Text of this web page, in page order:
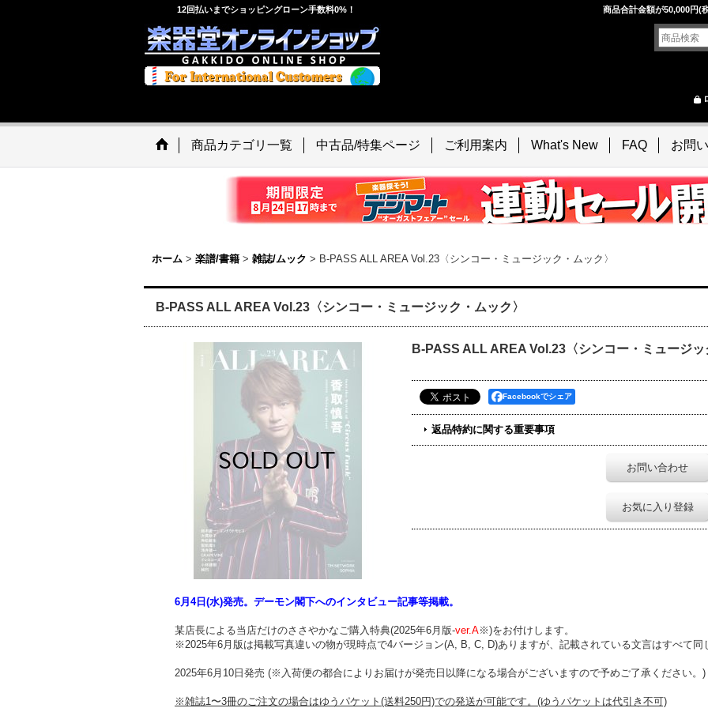
12回払いまでショッピングローン手数料0%！ 商品合計金額が50,000
商品カテゴリ一覧 中古品/特集ページ ご利用案内 What's New FAQ お問
ホーム > 楽譜/書籍 > 雑誌/ムック > B-PASS ALL AREA Vol.23〈シンコー・ミュージック・ムック〉
B-PASS ALL AREA Vol.23〈シンコー・ミュージック・ムック〉
B-PASS ALL AREA Vol.23〈シンコー・ミュージッ
Facebookでシェア
返品特約に関する重要事項
お問い合わせ
お気に入り登録
6月4日(水)発売。デーモン閣下へのインタビュー記事等掲載。
某店長による当店だけのささやかなご購入特典(2025年6月版-ver.A※)をお付けします。
※2025年6月版は掲載写真違いの物が現時点で4バージョン(A, B, C, D)ありますが、記載されている文言はすべて同
2025年6月10日発売 (※入荷便の都合によりお届けが発売日以降になる場合がございますので予めご了承ください。)
※雑誌1〜3冊のご注文の場合はゆうパケット(送料250円)での発送が可能です。(ゆうパケットは代引き不可)